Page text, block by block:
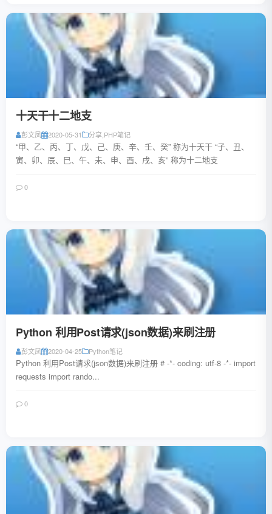
十天干十二地支
彭文凤 2020-05-31 分享 PHP笔记
“甲、乙、丙、丁、戊、己、庚、辛、壬、癸” 称为十天干 “子、丑、
寅、卯、辰、巳、午、未、申、酉、戌、亥” 称为十二地支
0
Python 利用Post请求(json数据)来刷注册
彭文凤 2020-04-25 Python笔记
Python 利用Post请求(json数据)来刷注册 # -*- coding: utf-8 -*- import
requests import rando...
0